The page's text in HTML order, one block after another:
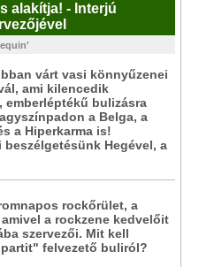
alakítja! - Interjú
várt vasi könnyűzenei
ami kilencedik
emberléptékű bulizásra
a Belga, a
a Hiperkarma is!
Hegével, a
rockőrület, a
amivel a rockzene kedvelőit
szervezői. Mit kell
felvezető buliról?